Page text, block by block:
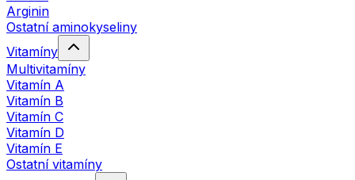
Arginin
Ostatní aminokyseliny
Vitamíny
Multivitamíny
Vitamín A
Vitamín B
Vitamín C
Vitamín D
Vitamín E
Ostatní vitamíny